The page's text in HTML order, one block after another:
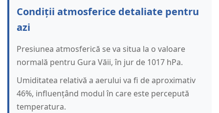
Condiții atmosferice detaliate pentru
azi
Presiunea atmosferică se va situa la o valoare
normală pentru Gura Văii, în jur de 1017 hPa.
Umiditatea relativă a aerului va fi de aproximativ
46%, influențând modul în care este percepută
temperatura.